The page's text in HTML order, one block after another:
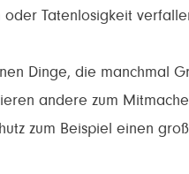
oder Tatenlosigkeit
Dinge, die manchmal
andere zum
zum Beispiel einen